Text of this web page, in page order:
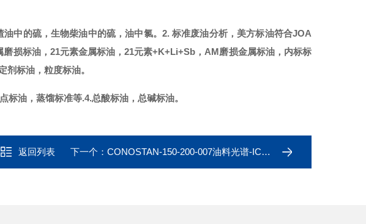
中的硫，生物柴油中的硫，油中氯。 2. 标准废油分析，美方标油符合JOA
损标油，21元素金属标油，21元素+K+Li+Sb，AM磨损金属标油，内标标
标油，粒度标油。
标油，蒸馏标准等.4.总酸标油，总碱标油。
返回列表 下一个： CONOSTAN-150-200-007油料光谱-ICP-原子发射光谱-油中氯标